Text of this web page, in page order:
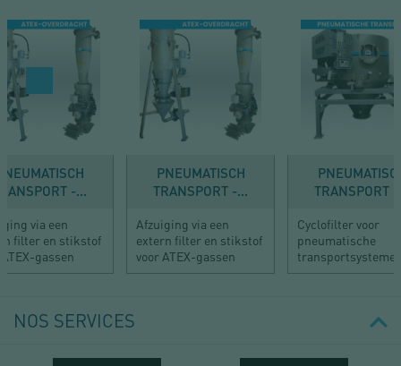
-...
via een
filter en stikstof
gassen
PNEUMATISCH
TRANSPORT -...
Afzuiging via een
extern filter en stikstof
voor ATEX-gassen
TRANSPORT
Cyclofilter voor
pneumatische
NOS SERVICES